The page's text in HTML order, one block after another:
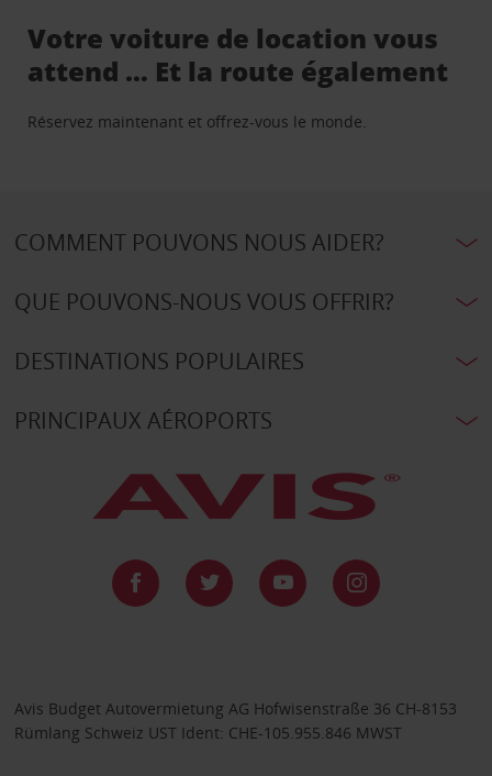
Votre voiture de location vous
attend … Et la route également
Réservez maintenant et offrez-vous le monde.
COMMENT POUVONS NOUS AIDER?
QUE POUVONS-NOUS VOUS OFFRIR?
DESTINATIONS POPULAIRES
PRINCIPAUX AÉROPORTS
Avis Budget Autovermietung AG Hofwisenstraße 36 CH-8153
Rümlang Schweiz UST Ident: CHE-105.955.846 MWST